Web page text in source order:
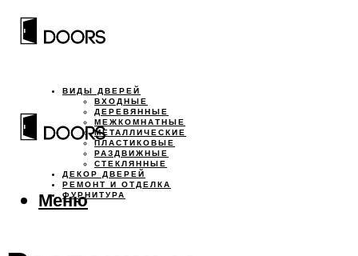
ВИДЫ ДВЕРЕЙ
ВХОДНЫЕ
ДЕРЕВЯННЫЕ
МЕЖКОМНАТНЫЕ
МЕТАЛЛИЧЕСКИЕ
ПЛАСТИКОВЫЕ
РАЗДВИЖНЫЕ
СТЕКЛЯННЫЕ
ДЕКОР ДВЕРЕЙ
РЕМОНТ И ОТДЕЛКА
ФУРНИТУРА
Меню